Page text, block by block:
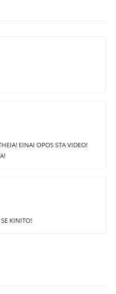
EINAI OPOS STA VIDEO!
KINITO!